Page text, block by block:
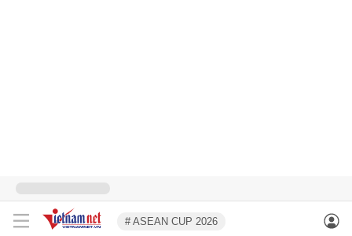
# ASEAN CUP 2026